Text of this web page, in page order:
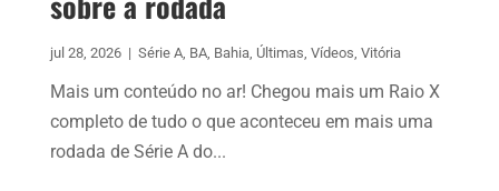
jul 28, 2026 | Série A, BA, Bahia, Últimas, Vídeos, Vitória
Mais um conteúdo no ar! Chegou mais um Raio X
completo de tudo o que aconteceu em mais uma
rodada de Série A do...